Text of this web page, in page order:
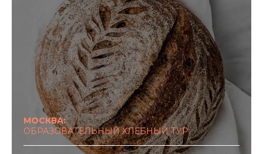
МОСКВА:
ОБРАЗОВАТЕЛЬНЫЙ ХЛЕБНЫЙ ТУР